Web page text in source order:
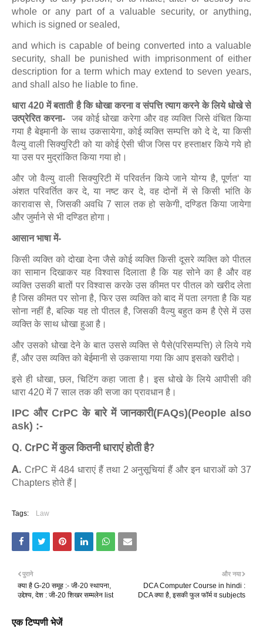
whole or any part of a valuable security, or anything,
which is signed or sealed,
and which is capable of being converted into a valuable
security, shall be punished with imprisonment of either
description for a term which may extend to seven years,
and shall also he liable to fine.
धारा 420 में बताती है कि धोखा करना व संपत्ति त्याग करने के लिये धोखे से
उत्प्रेरित करना- जब कोई धोखा करेगा और वह व्यक्ति जिसे वंचित किया
गया है बेइमानी के साथ उकसायेगा, कोई व्यक्ति सम्पत्ति को दे दे, या किसी
वैल्यु वाली सिक्युरिटी को या कोई ऐसी चीज जिस पर हस्ताक्षर किये गये हो
या उस पर मुद्रांकित किया गया हो।
और जो वैल्यु वाली सिक्युरिटी में परिवर्तन किये जाने योग्य है, पूर्णत‘ या
अंशत परिवर्तित कर दे, या नष्ट कर दे, वह दोनों में से किसी भांति के
कारावास से, जिसकी अवधि 7 साल तक हो सकेगी, दण्डित किया जायेगा
और जुर्माने से भी दण्डित होगा।
आसान भाषा में-
किसी व्यक्ति को दोखा देना जैसे कोई व्यक्ति किसी दूसरे व्यक्ति को पीतल
का सामान दिखाकर यह विश्वास दिलाता है कि यह सोने का है और वह
व्यक्ति उसकी बातों पर विश्वास करके उस कीमत पर पीतल को खरीद लेता
है जिस कीमत पर सोना है, फिर उस व्यक्ति को बाद में पता लगता है कि यह
सोना नहीं है, बल्कि यह तो पीतल है, जिसकी वैल्यु बहुत कम है ऐसे में उस
व्यक्ति के साथ धोखा हुआ है।
और उसको धोखा देने के बात उससे व्यक्ति से पैसे(परिसम्पत्ति) ले लिये गये
हैं, और उस व्यक्ति को बेईमानी से उकसाया गया कि आप इसको खरीदो।
इसे ही धोखा, छल, चिटिंग कहा जाता है। इस धोखे के लिये आपीसी की
धारा 420 में 7 साल तक की सजा का प्रावधान है।
IPC और CrPC के बारे में जानकारी(FAQs)(People also
ask) :-
Q. CrPC में कुल कितनी धाराएं होती है?
A. CrPC में 484 धाराएं हैं तथा 2 अनुसूचियां हैं और इन धाराओं को 37
Chapters होते हैं |
Tags: Law
और नया
DCA Computer Course in hindi :
DCA क्या है, इसकी फुल फॉर्म व subjects
पुराने
क्या है G-20 समूह :- जी-20 स्थापना,
उद्देश्य, देश : जी-20 शिखर सम्मलेन list
एक टिप्पणी भेजें